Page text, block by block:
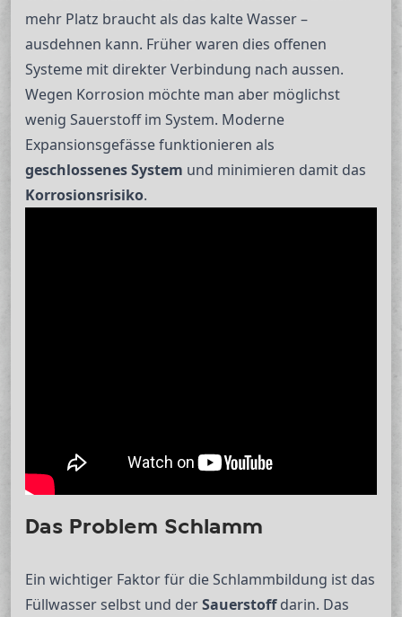
mehr Platz braucht als das kalte Wasser –
ausdehnen kann. Früher waren dies offenen
Systeme mit direkter Verbindung nach aussen.
Wegen Korrosion möchte man aber möglichst
wenig Sauerstoff im System. Moderne
Expansionsgefässe funktionieren als
geschlossenes System und minimieren damit das
Korrosionsrisiko.
Das Problem Schlamm
Ein wichtiger Faktor für die Schlammbildung ist das
Füllwasser selbst und derSauerstoffdarin. Das